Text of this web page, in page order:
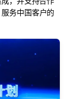
务中国客户的